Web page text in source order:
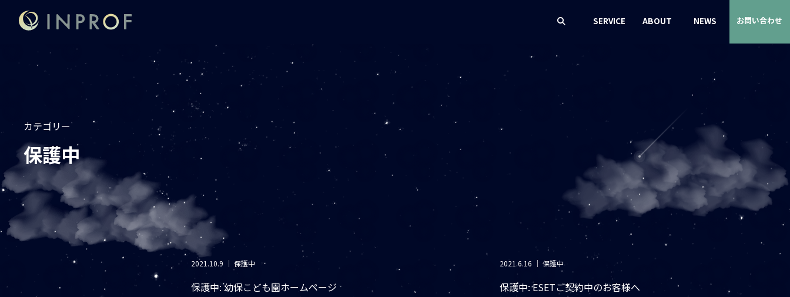
SERVICE ABOUT NEWS お問い合わせ
カテゴリー
保護中
2021.10.9 ｜ 保護中
保護中: 幼保こども園ホームページ
2021.6.16 ｜ 保護中
保護中: ESETご契約中のお客様へ